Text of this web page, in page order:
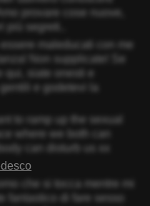
provare cose nuove,
segreti..
maleducati con me
Non supplicate! Se
qui, siate onesti e
e godetevi la
to ramp up the sexual
where we both can
can disturb us xx
che si tocca mentre mi
fantastico di fare sesso